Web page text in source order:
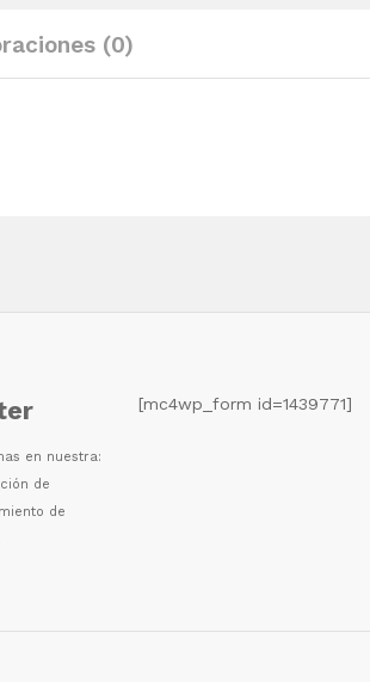
(0)
en nuestra:
ón de
de
[mc4wp_form id=1439771]